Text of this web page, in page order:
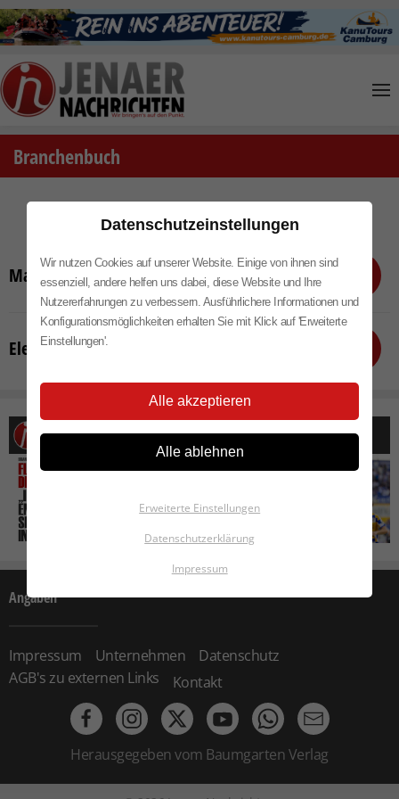
Skip to main content
Branchenbuch
Branchenbuch - Handwerk
Maler
Elektriker
Die Woche bei Jenaer Nachrichten
Angaben
Impressum Unternehmen
Datenschutz
AGB's zu externen Links
Kontakt
Herausgegeben vom Baumgarten Verlag
Datenschutzeinstellungen
Wir nutzen Cookies auf unserer Website. Einige von ihnen sind
essenziell, andere helfen uns dabei, diese Website und Ihre
Nutzererfahrungen zu verbessern. Ausführlichere Informationen und
Konfigurationsmöglichkeiten erhalten Sie mit Klick auf 'Erweiterte
Einstellungen'.
Alle akzeptieren
Alle ablehnen
Erweiterte Einstellungen
Datenschutzerklärung
Impressum